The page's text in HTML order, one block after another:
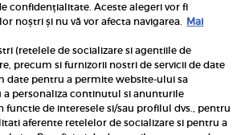
UNICA
confidențialitate. Aceste alegeri vor fi
noștri și nu vă vor afecta navigarea. Mai
(retelele de socializare si agentiile de
precum si furnizorii nostri de servicii de date
date pentru a permite website-ului sa
a personaliza continutul si anunturile
functie de interesele si/sau profilul dvs., pentru
aferente retelelor de socializare si pentru a